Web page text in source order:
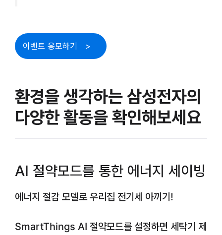
이벤트 응모하기
환경을 생각하는 삼성전자의
다양한 활동을 확인해보세요
AI 절약모드를 통한 에너지 세이빙
에너지 절감 모델로 우리집 전기세 아끼기!
SmartThings AI 절약모드를 설정하면 세탁기 제